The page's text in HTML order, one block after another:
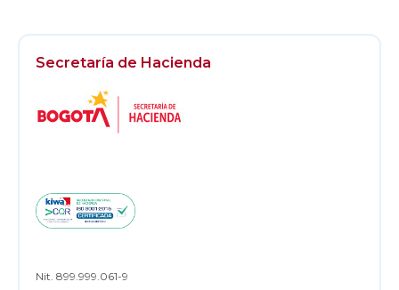
Secretaría de Hacienda
Nit. 899.999.061-9